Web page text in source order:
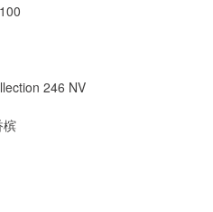
246 NV
槟